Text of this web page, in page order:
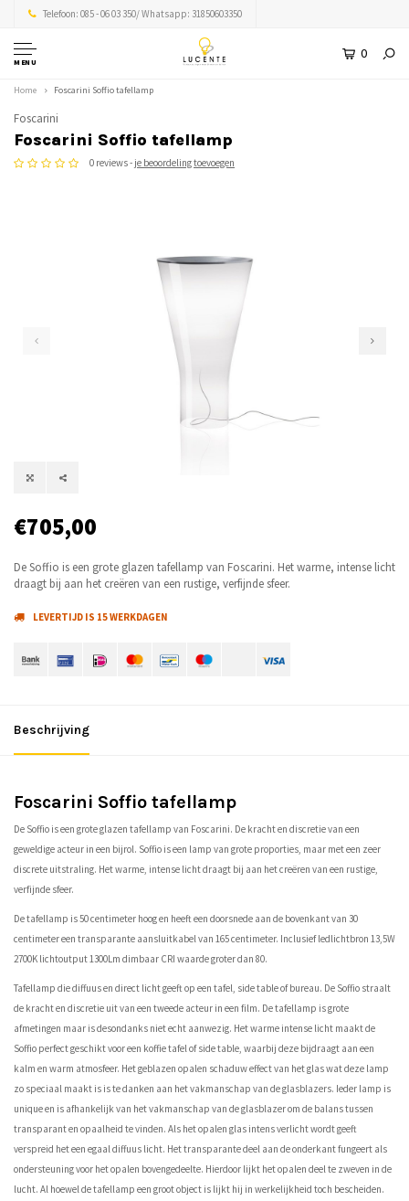
Telefoon: 085 - 06 03 350/ Whatsapp: 31850603350
MENU
0
Home Foscarini Soffio tafellamp
Foscarini
Foscarini Soffio tafellamp
0 reviews - je beoordeling toevoegen
€705,00
De Soffio is een grote glazen tafellamp van Foscarini. Het warme, intense licht
draagt ​​bij aan het creëren van een rustige, verfijnde sfeer.
LEVERTIJD IS 15 WERKDAGEN
Beschrijving
Foscarini Soffio tafellamp
De Soffio is een grote glazen tafellamp van Foscarini. De kracht en discretie van een
geweldige acteur in een bijrol. Soffio is een lamp van grote proporties, maar met een zeer
discrete uitstraling. Het warme, intense licht draagt ​​bij aan het creëren van een rustige,
verfijnde sfeer.
De tafellamp is 50 centimeter hoog en heeft een doorsnede aan de bovenkant van 30
centimeter een transparante aansluitkabel van 165 centimeter. Inclusief ledlichtbron 13,5W
2700K lichtoutput 1300Lm dimbaar CRI waarde groter dan 80.
Tafellamp die diffuus en direct licht geeft op een tafel, side table of bureau. De Soffio straalt
de kracht en discretie uit van een tweede acteur in een film. De tafellamp is grote
afmetingen maar is desondanks niet echt aanwezig. Het warme intense licht maakt de
Soffio perfect geschikt voor een koffie tafel of side table, waarbij deze bijdraagt aan een
kalm en warm atmosfeer. Het geblazen opalen schaduw effect van het glas wat deze lamp
zo speciaal maakt is is te danken aan het vakmanschap van de glasblazers. Ieder lamp is
unique en is afhankelijk van het vakmanschap van de glasblazer om de balans tussen
transparant en opaalheid te vinden. Als het opalen glas intens verlicht wordt geeft
verspreid het een egaal diffuus licht. Het transparante deel aan de onderkant fungeert als
ondersteuning voor het opalen bovengedeelte. Hierdoor lijkt het opalen deel te zweven in de
lucht. Al hoewel de tafellamp een groot object is lijkt hij in werkelijkheid toch bescheiden.